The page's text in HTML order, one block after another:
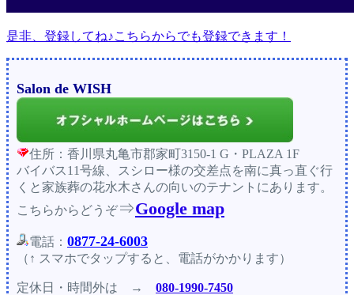
是非、登録してね♪こちらからでも登録できます！
Salon de WISH
住所：香川県丸亀市郡家町3150-1 G・PLAZA 1F
バイバス11号線、スシロー様の交差点を南に真っ直ぐ行
くと家族葬の花水木さんの向いのテナントにあります。
こちらからどうぞ⇒Google map
電話： 0877-24-6003
（↑ スマホでタップすると、電話がかかります）
定休日・時間外は →
080-1990-7450